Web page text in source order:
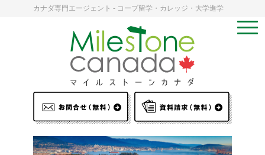
カナダ専門エージェント - コープ留学・カレッジ・大学進学